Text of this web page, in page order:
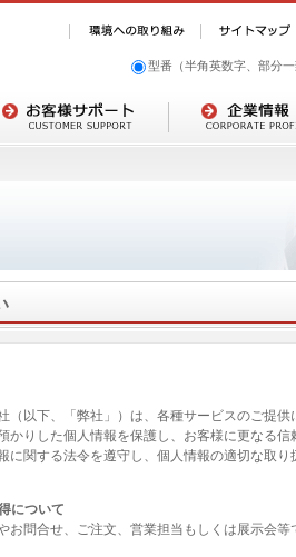
型番（半角英数字、部分一
（以下、「弊社」）は、各種サービスのご提
かりした個人情報を保護し、お客様に更なる
に関する法令を遵守し、個人情報の適切な取り
について
お問合せ、ご注文、営業担当もしくは展示会